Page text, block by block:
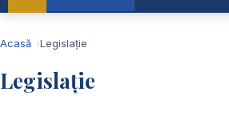
Acasă Legislație
Legislație